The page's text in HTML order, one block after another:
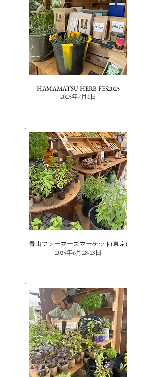
HAMAMATSU HERB FES2025
2025年7月6日
青山ファーマーズマーケット(東京)
2025年6月28-29日